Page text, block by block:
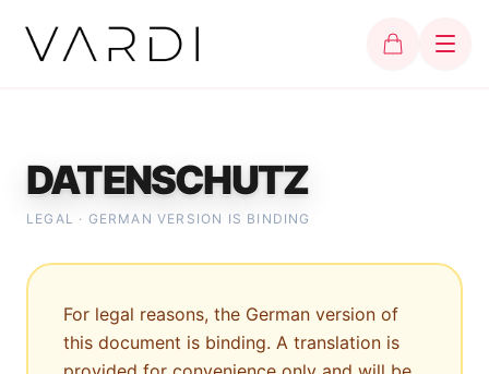
DATENSCHUTZ
LEGAL · GERMAN VERSION IS BINDING
For legal reasons, the German version of
this document is binding. A translation is